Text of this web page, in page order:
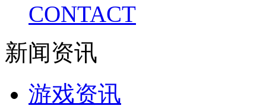
CONTACT
新闻资讯
游戏资讯